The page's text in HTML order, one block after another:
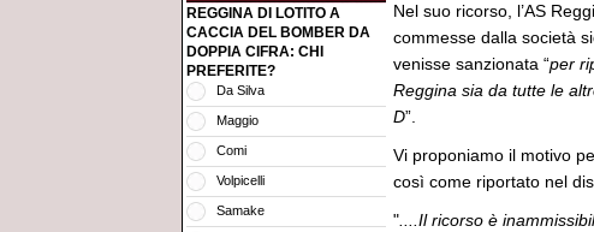
REGGINA DI LOTITO A
CACCIA DEL BOMBER DA
DOPPIA CIFRA: CHI
PREFERITE?
Da Silva
Maggio
Comi
Volpicelli
Samake
Nel suo ricorso, l’AS
commesse dalla società
venisse sanzionata “per
Reggina sia da tutte le
D”.
Vi proponiamo il motivo
così come riportato nel
" ....Il ricorso è